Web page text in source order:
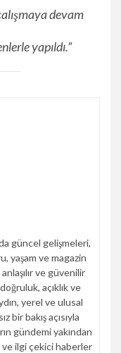
devam
yapıldı.”
güncel gelişmeleri,
yaşam ve magazin
ve güvenilir
açıklık ve
yerel ve ulusal
bir bakış açısıyla
gündemi yakından
ilgi çekici haberler